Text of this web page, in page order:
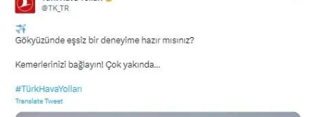
kullanılmaktadır. Bu çerezler vasıtasıyla çeşitli kişisel
verileriniz işlenmekte olup gerekli olan çerezler bilgi
toplumu hizmetlerinin sunulması amacıyla
kullanılmaktadır. Diğer çerezler, sitemizin daha işlevsel
reklam/pazarlama faaliyetlerinin yapılması, amaçlarıyla
sınırlı olarak açık rızanız dahilinde kullanılacaktır.